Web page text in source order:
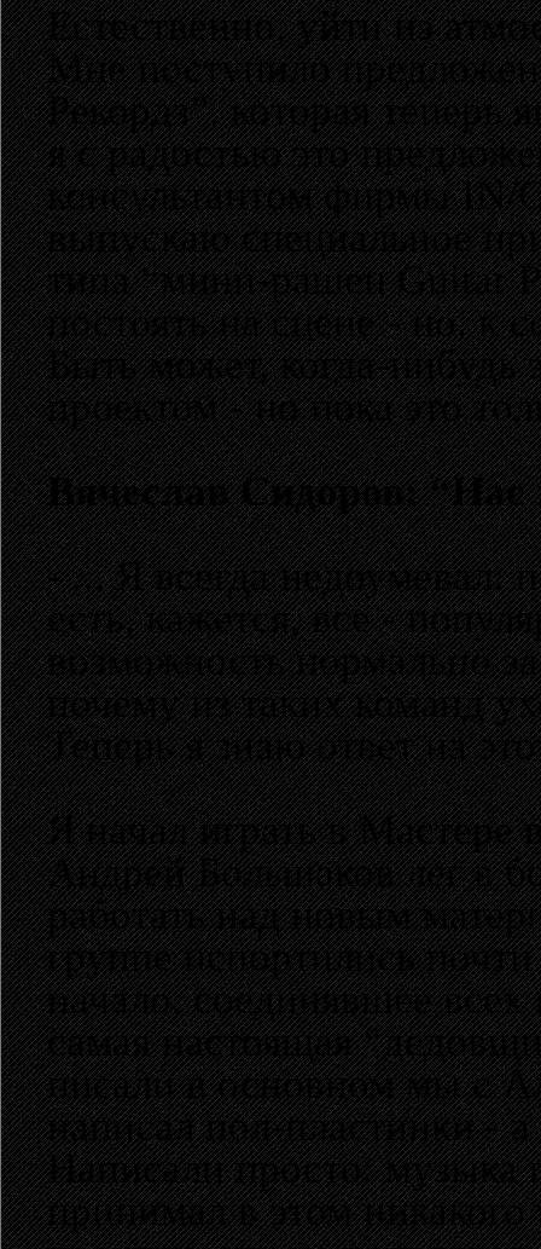
Естественно, уйти из
Мне поступило
Рекордз”, которая теперь
я с радостью это
консультантом фирмы IN/
выпускаю специальное
типа “мини-рашен Guitar
постоять на сцене - но, к
Быть может, когда-
проектом - но пока это
Вячеслав Сидоров: “Нас
- ... Я всегда недоумевал:
есть, кажется, все -
возможность нормально
почему из таких команд
Теперь я знаю ответ на
Я начал играть в Мастере
Андрей Большаков лег в
работать над новым
группе испортились
начало, соединявшее всех
самая настоящая
писали в основном мы с
написал пол-пластинки -
Написали просто:
принимал в этом